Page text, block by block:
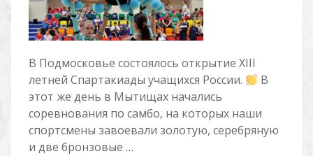
В Подмосковье состоялось открытие XIII
летней Спартакиады учащихся России.
В
этот же день в Мытищах начались
соревнования по самбо, на которых наши
спортсмены завоевали золотую, серебряную
и две бронзовые …